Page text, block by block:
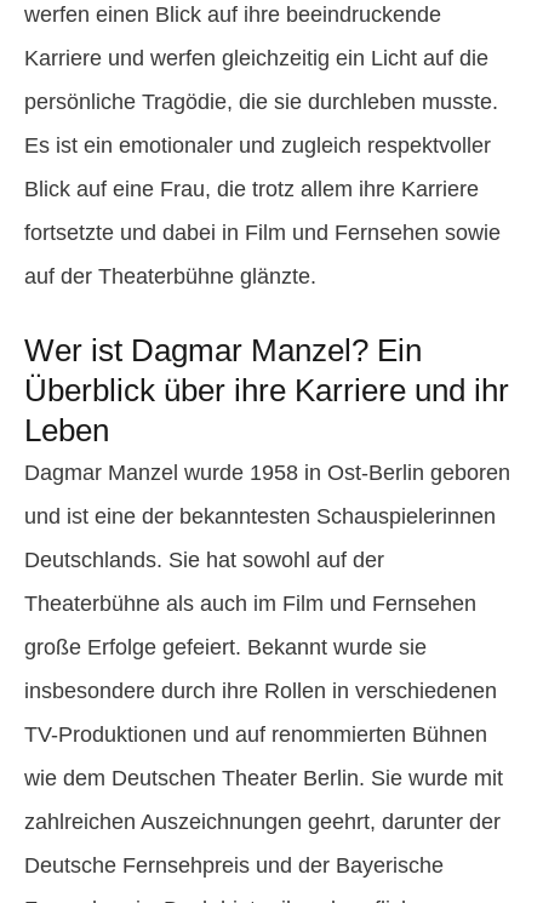
werfen einen Blick auf ihre beeindruckende
Karriere und werfen gleichzeitig ein Licht auf die
persönliche Tragödie, die sie durchleben musste.
Es ist ein emotionaler und zugleich respektvoller
Blick auf eine Frau, die trotz allem ihre Karriere
fortsetzte und dabei in Film und Fernsehen sowie
auf der Theaterbühne glänzte.
Wer ist Dagmar Manzel? Ein
Überblick über ihre Karriere und ihr
Leben
Dagmar Manzel wurde 1958 in Ost-Berlin geboren
und ist eine der bekanntesten Schauspielerinnen
Deutschlands. Sie hat sowohl auf der
Theaterbühne als auch im Film und Fernsehen
große Erfolge gefeiert. Bekannt wurde sie
insbesondere durch ihre Rollen in verschiedenen
TV-Produktionen und auf renommierten Bühnen
wie dem Deutschen Theater Berlin. Sie wurde mit
zahlreichen Auszeichnungen geehrt, darunter der
Deutsche Fernsehpreis und der Bayerische